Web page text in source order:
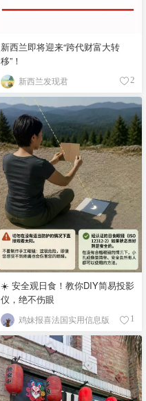
新西兰即将迎来“跨代财富大转
移”！
新西兰发现君 2
☀️ 安全观日食！教你DIY简易投影
仪，绝不伤眼
鸡妹报喜法国实用信息版 1